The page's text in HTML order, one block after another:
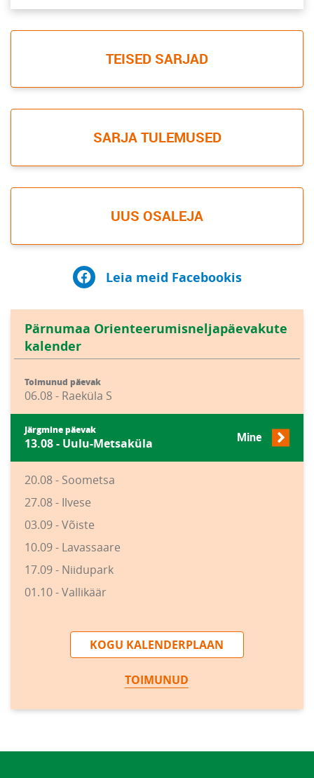
TEISED SARJAD
SARJA TULEMUSED
UUS OSALEJA
Leia meid Facebookis
Pärnumaa Orienteerumisneljapäevakute
kalender
Toimunud päevak
06.08 - Raeküla S
Järgmine päevak
13.08 - Uulu-Metsaküla Mine
20.08 - Soometsa
27.08 - Ilvese
03.09 - Võiste
10.09 - Lavassaare
17.09 - Niidupark
01.10 - Vallikäär
KOGU KALENDERPLAAN
TOIMUNUD